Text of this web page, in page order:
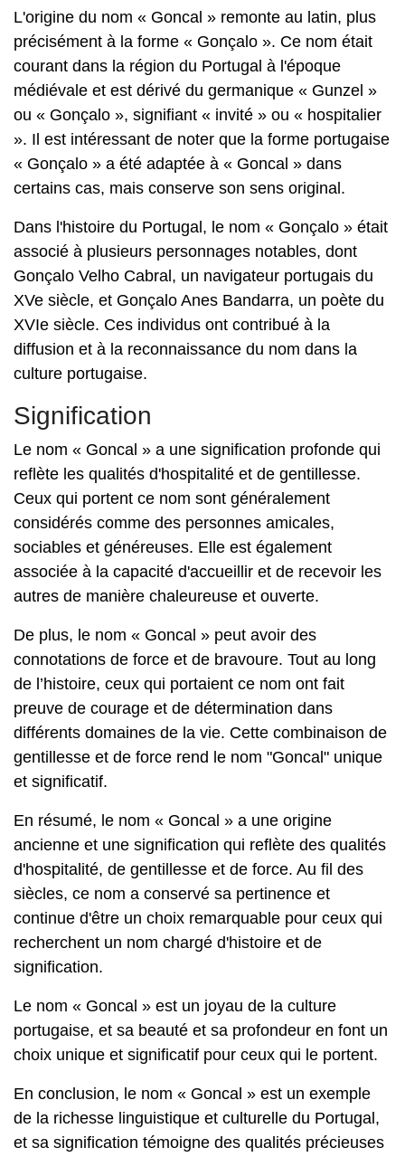
L'origine du nom « Goncal » remonte au latin, plus
précisément à la forme « Gonçalo ». Ce nom était
courant dans la région du Portugal à l'époque
médiévale et est dérivé du germanique « Gunzel »
ou « Gonçalo », signifiant « invité » ou « hospitalier
». Il est intéressant de noter que la forme portugaise
« Gonçalo » a été adaptée à « Goncal » dans
certains cas, mais conserve son sens original.
Dans l'histoire du Portugal, le nom « Gonçalo » était
associé à plusieurs personnages notables, dont
Gonçalo Velho Cabral, un navigateur portugais du
XVe siècle, et Gonçalo Anes Bandarra, un poète du
XVIe siècle. Ces individus ont contribué à la
diffusion et à la reconnaissance du nom dans la
culture portugaise.
Signification
Le nom « Goncal » a une signification profonde qui
reflète les qualités d'hospitalité et de gentillesse.
Ceux qui portent ce nom sont généralement
considérés comme des personnes amicales,
sociables et généreuses. Elle est également
associée à la capacité d'accueillir et de recevoir les
autres de manière chaleureuse et ouverte.
De plus, le nom « Goncal » peut avoir des
connotations de force et de bravoure. Tout au long
de l’histoire, ceux qui portaient ce nom ont fait
preuve de courage et de détermination dans
différents domaines de la vie. Cette combinaison de
gentillesse et de force rend le nom "Goncal" unique
et significatif.
En résumé, le nom « Goncal » a une origine
ancienne et une signification qui reflète des qualités
d'hospitalité, de gentillesse et de force. Au fil des
siècles, ce nom a conservé sa pertinence et
continue d'être un choix remarquable pour ceux qui
recherchent un nom chargé d'histoire et de
signification.
Le nom « Goncal » est un joyau de la culture
portugaise, et sa beauté et sa profondeur en font un
choix unique et significatif pour ceux qui le portent.
En conclusion, le nom « Goncal » est un exemple
de la richesse linguistique et culturelle du Portugal,
et sa signification témoigne des qualités précieuses